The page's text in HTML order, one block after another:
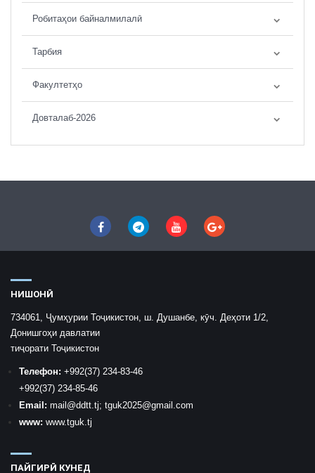
Робитаҳои байналмилалӣ
Тарбия
Факултетҳо
Довталаб-2026
НИШОНӢ
734061, Ҷумҳурии Тоҷикистон, ш. Душанбе, кӯч. Деҳоти 1/2,
Донишгоҳи давлатии
тиҷорати Тоҷикистон
Телефон: +992(37) 234-83-46
+992(37) 234-85-46
Email: mail @ddtt.tj; tguk2025@gmail.com
www: www.tguk.tj
ПАЙГИРӢ КУНЕД